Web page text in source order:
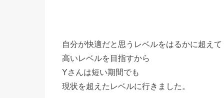
自分が快適だと思うレベルをはるかに超えて
高いレベルを目指すから
Yさんは短い期間でも
現状を超えたレベルに行きました。